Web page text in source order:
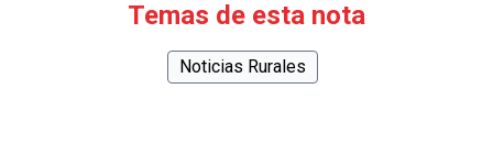
Temas de esta nota
Noticias Rurales